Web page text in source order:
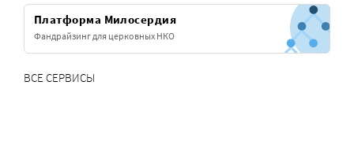
Платформа Милосердия
Фандрайзинг для церковных НКО
ВСЕ СЕРВИСЫ